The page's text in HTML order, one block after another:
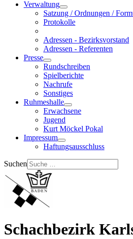
Verwaltung
Satzung / Ordnungen /
Protokolle
Adressen - Bezirksvorstand
Adressen - Referenten
Presse
Rundschreiben
Spielberichte
Nachrufe
Sonstiges
Ruhmeshalle
Erwachsene
Jugend
Kurt Möckel Pokal
Impressum
Haftungsausschluss
Suchen
Schachbezirk